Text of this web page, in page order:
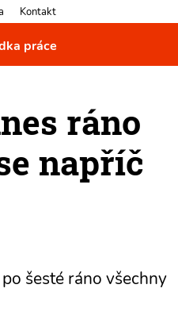
Kontakt
práce
ráno
napříč
šesté ráno všechny